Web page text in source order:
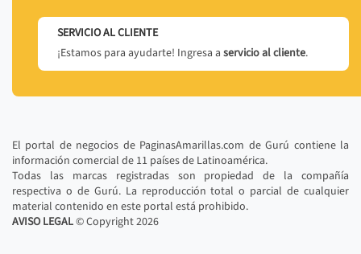
SERVICIO AL CLIENTE
¡Estamos para ayudarte! Ingresa a servicio al cliente.
El portal de negocios de PaginasAmarillas.com de Gurú contiene la
información comercial de 11 países de Latinoamérica.
Todas las marcas registradas son propiedad de la compañía
respectiva o de Gurú. La reproducción total o parcial de cualquier
material contenido en este portal está prohibido.
AVISO LEGAL© Copyright2026